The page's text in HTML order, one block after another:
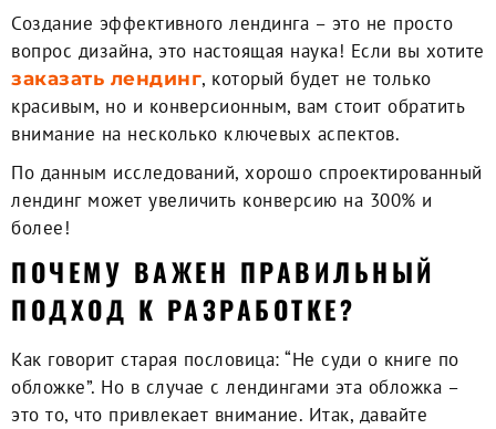
Создание эффективного лендинга – это не просто
вопрос дизайна, это настоящая наука! Если вы хотите
заказать лендинг, который будет не только
красивым, но и конверсионным, вам стоит обратить
внимание на несколько ключевых аспектов.
По данным исследований, хорошо спроектированный
лендинг может увеличить конверсию на 300% и
более!
ПОЧЕМУ ВАЖЕН ПРАВИЛЬНЫЙ
ПОДХОД К РАЗРАБОТКЕ?
Как говорит старая пословица: “Не суди о книге по
обложке”. Но в случае с лендингами эта обложка –
это то, что привлекает внимание. Итак, давайте